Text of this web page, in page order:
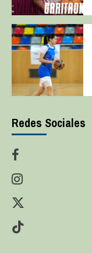
Redes Sociales